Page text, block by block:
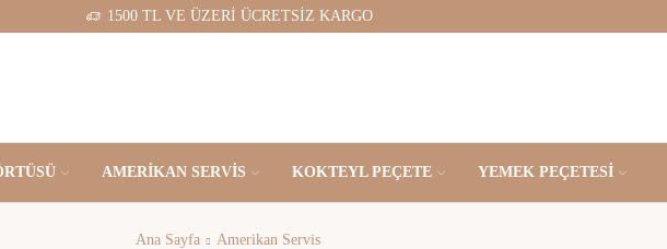
1500 TL VE ÜZERİ ÜCRETSİZ KARGO
AMERIKAN SERVIS KOKTEYL PEÇETE YEMEK PEÇETESI
Ana Sayfa Amerikan Servis